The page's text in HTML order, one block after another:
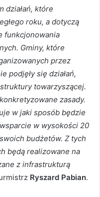
działań, które
roku, a dotyczą
funkcjonowania
Gminy, które
przez
podjęły się działań,
towarzyszącej.
zasady.
w jaki sposób będzie
w wysokości 20
budżetów. Z tych
będą realizowane na
z infrastrukturą
Ryszard Pabian.